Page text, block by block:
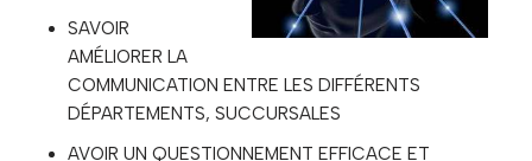
SAVOIR
AMÉLIORER LA
COMMUNICATION ENTRE LES DIFFÉRENTS
DÉPARTEMENTS, SUCCURSALES
AVOIR UN QUESTIONNEMENT EFFICACE ET